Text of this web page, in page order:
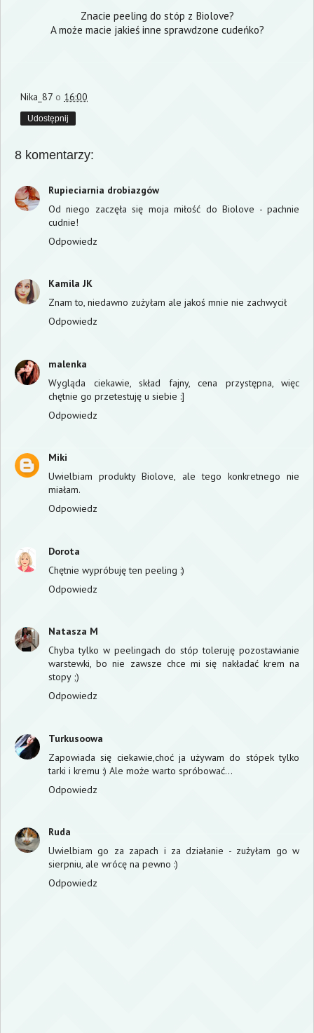
Znacie peeling do stóp z Biolove?
A może macie jakieś inne sprawdzone cudeńko?
Nika_87 o 16:00
Udostępnij
8 komentarzy:
Rupieciarnia drobiazgów
Od niego zaczęła się moja miłość do Biolove - pachnie
cudnie!
Odpowiedz
Kamila JK
Znam to, niedawno zużyłam ale jakoś mnie nie zachwycił
Odpowiedz
malenka
Wygląda ciekawie, skład fajny, cena przystępna, więc
chętnie go przetestuję u siebie :]
Odpowiedz
Miki
Uwielbiam produkty Biolove, ale tego konkretnego nie
miałam.
Odpowiedz
Dorota
Chętnie wypróbuję ten peeling :)
Odpowiedz
Natasza M
Chyba tylko w peelingach do stóp toleruję pozostawianie
warstewki, bo nie zawsze chce mi się nakładać krem na
stopy ;)
Odpowiedz
Turkusoowa
Zapowiada się ciekawie,choć ja używam do stópek tylko
tarki i kremu :) Ale może warto spróbować...
Odpowiedz
Ruda
Uwielbiam go za zapach i za działanie - zużyłam go w
sierpniu, ale wrócę na pewno :)
Odpowiedz